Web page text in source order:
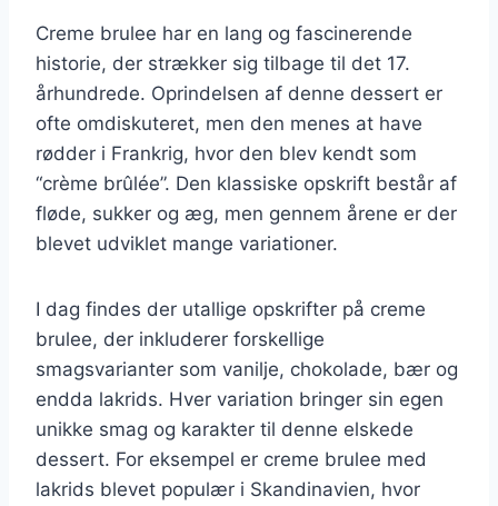
Creme brulee har en lang og fascinerende
historie, der strækker sig tilbage til det 17.
århundrede. Oprindelsen af denne dessert er
ofte omdiskuteret, men den menes at have
rødder i Frankrig, hvor den blev kendt som
“crème brûlée”. Den klassiske opskrift består af
fløde, sukker og æg, men gennem årene er der
blevet udviklet mange variationer.
I dag findes der utallige opskrifter på creme
brulee, der inkluderer forskellige
smagsvarianter som vanilje, chokolade, bær og
endda lakrids. Hver variation bringer sin egen
unikke smag og karakter til denne elskede
dessert. For eksempel er creme brulee med
lakrids blevet populær i Skandinavien, hvor